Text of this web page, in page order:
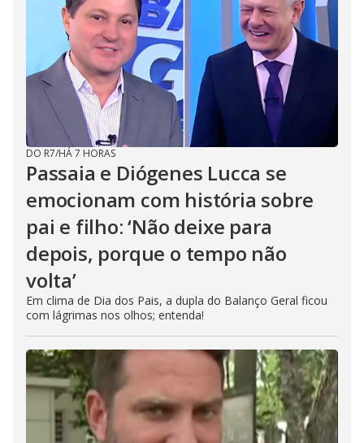
DO R7/HÁ 7 HORAS
Passaia e Diógenes Lucca se
emocionam com história sobre
pai e filho: ‘Não deixe para
depois, porque o tempo não
volta’
Em clima de Dia dos Pais, a dupla do Balanço Geral ficou
com lágrimas nos olhos; entenda!